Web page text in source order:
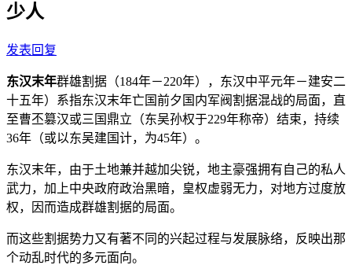
少人
发表回复
东汉末年群雄割据（184年－220年），东汉中平元年－建安二
十五年）系指东汉末年亡国前夕国内军阀割据混战的局面，直
至曹丕篡汉或三国鼎立（东吴孙权于229年称帝）结束，持续
36年（或以东吴建国计，为45年）。
东汉末年，由于土地兼并越加尖锐，地主豪强拥有自己的私人
武力，加上中央政府政治黑暗，皇权虚弱无力，对地方过度放
权，因而造成群雄割据的局面。
而这些割据势力又有著不同的兴起过程与发展脉络，反映出那
个动乱时代的多元面向。